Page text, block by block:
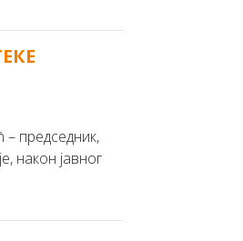
председник,
након јавног